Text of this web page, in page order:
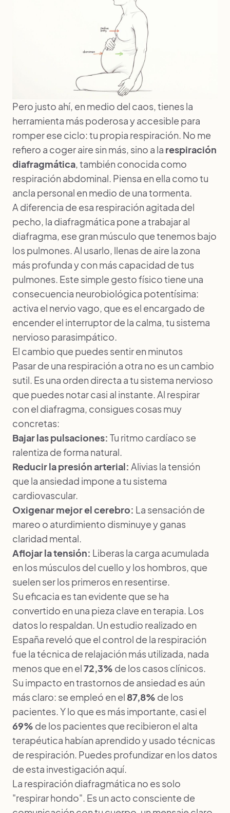
Pero justo ahí, en medio del caos, tienes la
herramienta más poderosa y accesible para
romper ese ciclo: tu propia respiración. No me
refiero a coger aire sin más, sino a la respiración
diafragmática, también conocida como
respiración abdominal. Piensa en ella como tu
ancla personal en medio de una tormenta.
A diferencia de esa respiración agitada del
pecho, la diafragmática pone a trabajar al
diafragma, ese gran músculo que tenemos bajo
los pulmones. Al usarlo, llenas de aire la zona
más profunda y con más capacidad de tus
pulmones. Este simple gesto físico tiene una
consecuencia neurobiológica potentísima:
activa el nervio vago, que es el encargado de
encender el interruptor de la calma, tu sistema
nervioso parasimpático.
El cambio que puedes sentir en minutos
Pasar de una respiración a otra no es un cambio
sutil. Es una orden directa a tu sistema nervioso
que puedes notar casi al instante. Al respirar
con el diafragma, consigues cosas muy
concretas:
Bajar las pulsaciones: Tu ritmo cardíaco se
ralentiza de forma natural.
Reducir la presión arterial: Alivias la tensión
que la ansiedad impone a tu sistema
cardiovascular.
Oxigenar mejor el cerebro: La sensación de
mareo o aturdimiento disminuye y ganas
claridad mental.
Aflojar la tensión: Liberas la carga acumulada
en los músculos del cuello y los hombros, que
suelen ser los primeros en resentirse.
Su eficacia es tan evidente que se ha
convertido en una pieza clave en terapia. Los
datos lo respaldan. Un estudio realizado en
España reveló que el control de la respiración
fue la técnica de relajación más utilizada, nada
menos que en el72,3% de los casos clínicos.
Su impacto en trastornos de ansiedad es aún
más claro: se empleó en el 87,8% de los
pacientes. Y lo que es más importante, casi el
69% de los pacientes que recibieron el alta
terapéutica habían aprendido y usado técnicas
de respiración. Puedes profundizar en los datos
de esta investigación aquí.
La respiración diafragmática no es solo
"respirar hondo". Es un acto consciente de